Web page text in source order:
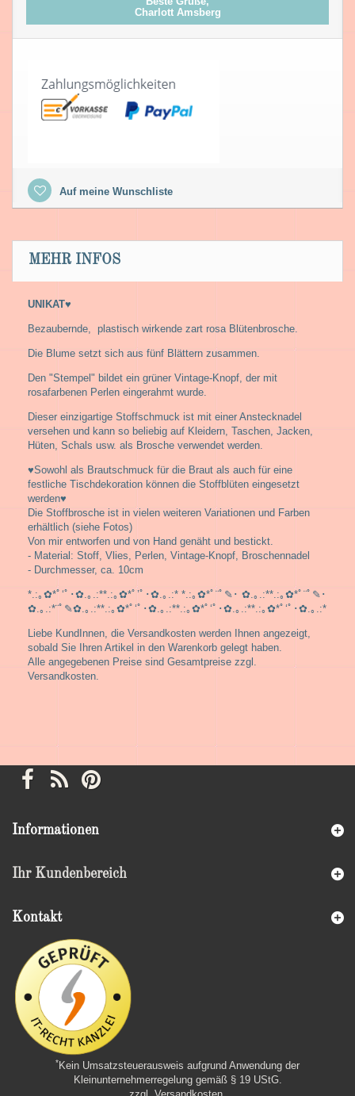
Charlott Amsberg
Auf meine Wunschliste
MEHR INFOS
UNIKAT♥
Bezaubernde, plastisch wirkende zart rosa Blütenbrosche.
Die Blume setzt sich aus fünf Blättern zusammen.
Den "Stempel" bildet ein grüner Vintage-Knopf, der mit
rosafarbenen Perlen eingerahmt wurde.
Dieser einzigartige Stoffschmuck ist mit einer Anstecknadel
versehen und kann so beliebig auf Kleidern, Taschen, Jacken,
Hüten, Schals usw. als Brosche verwendet werden.
♥Sowohl als Brautschmuck für die Braut als auch für eine
festliche Tischdekoration können die Stoffblüten eingesetzt
werden♥
Die Stoffbrosche ist in vielen weiteren Variationen und Farben
erhältlich (siehe Fotos)
Von mir entworfen und von Hand genäht und bestickt.
- Material: Stoff, Vlies, Perlen, Vintage-Knopf, Broschennadel
- Durchmesser, ca. 10cm
*.:｡✿*ﾟ‘ﾟ･✿.｡.:**.:｡✿*ﾟ’ﾟ･✿.｡.:* *.:｡✿*ﾟ¨ﾟ✎･ ✿.｡.:**.:｡✿*ﾟ¨ﾟ✎･
✿.｡.:*¨ﾟ✎✿.｡.:**.:｡✿*ﾟ‘ﾟ･✿.｡.:**.:｡✿*ﾟ‘ﾟ･✿.｡.:**.:｡✿*ﾟ‘ﾟ･✿.｡.:*
Liebe KundInnen, die Versandkosten werden Ihnen angezeigt,
sobald Sie Ihren Artikel in den Warenkorb gelegt haben.
Alle angegebenen Preise sind Gesamtpreise zzgl.
Versandkosten.
Informationen
Ihr Kundenbereich
Kontakt
*Kein Umsatzsteuerausweis aufgrund Anwendung der
Kleinunternehmerregelung gemäß § 19 UStG.